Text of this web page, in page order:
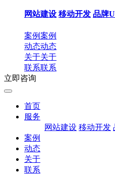
网站建设 移动开发 品牌
案例案例
动态动态
关于关于
联系联系
立即咨询
首页
服务
网站建设 移动开发
案例
动态
关于
联系